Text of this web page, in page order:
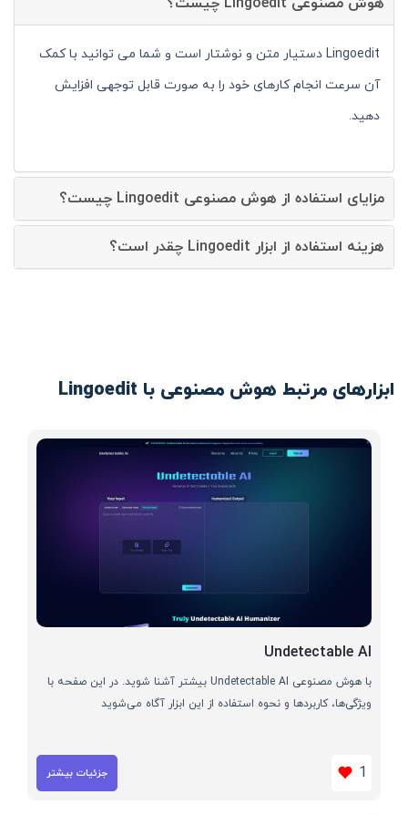
Lingoedit دستیار متن و نوشتار است و شما می توانید با کمک
آن سرعت انجام کارهای خود را به صورت قابل توجهی افزایش
دهید.
مزایای استفاده از هوش مصنوعی Lingoedit چیست؟
هزینه استفاده از ابزار Lingoedit چقدر است؟
ابزارهای مرتبط هوش مصنوعی با Lingoedit
Undetectable AI
با هوش مصنوعی Undetectable AI بیشتر آشنا شوید. در این صفحه با
ویژگی‌ها، کاربردها و نحوه استفاده از این ابزار آگاه می‌شوید
1 جزئیات بیشتر